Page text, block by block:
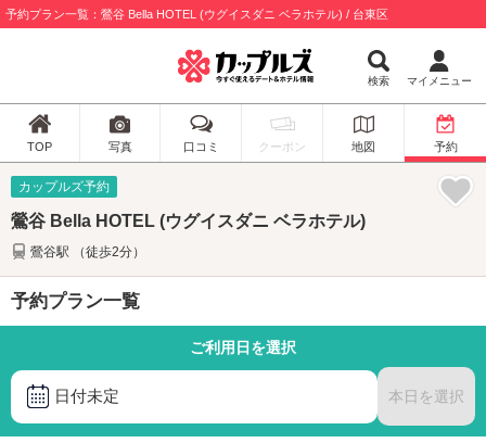
予約プラン一覧：鶯谷 Bella HOTEL (ウグイスダニ ベラホテル) / 台東区
検索 マイメニュー
TOP 写真 口コミ クーポン 地図 予約
カップルズ予約
鶯谷 Bella HOTEL (ウグイスダニ ベラホテル)
鶯谷駅 （徒歩2分）
予約プラン一覧
ご利用日を選択
日付未定 本日を選択